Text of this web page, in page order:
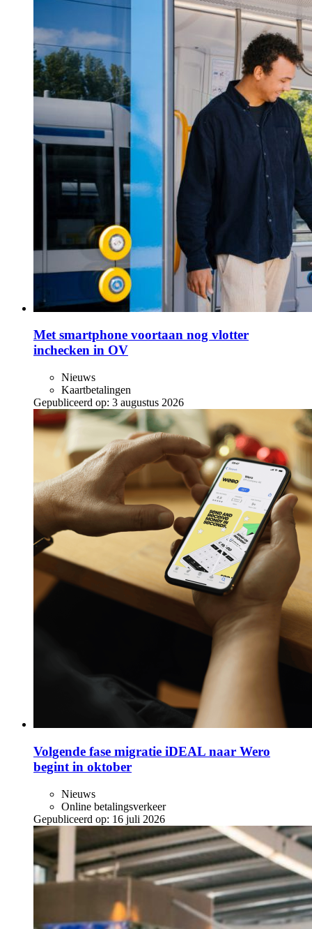
Met smartphone voortaan nog vlotter
inchecken in OV
Nieuws
Kaartbetalingen
Gepubliceerd op: 3 augustus 2026
Volgende fase migratie iDEAL naar Wero
begint in oktober
Nieuws
Online betalingsverkeer
Gepubliceerd op: 16 juli 2026